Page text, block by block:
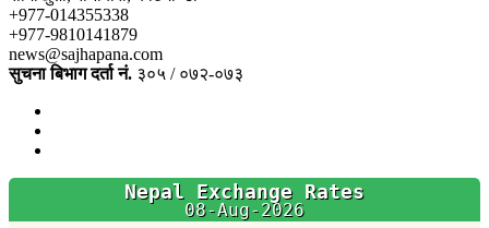
+977-014355338
+977-9810141879
news@sajhapana.com
सुचना बिभाग दर्ता नं. ३०५ / ०७२-०७३